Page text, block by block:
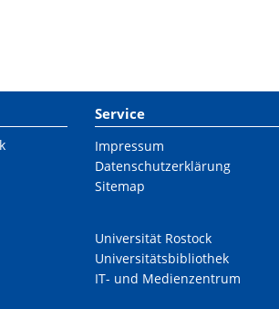
Service
Impressum
Datenschutzerklärung
Sitemap
Universität Rostock
Universitätsbibliothek
IT- und Medienzentrum